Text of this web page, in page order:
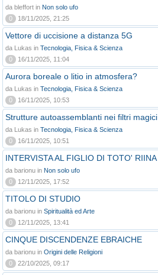
da bleffort in Non solo ufo
0
18/11/2025, 21:25
Vettore di uccisione a distanza 5G
da Lukas in Tecnologia, Fisica & Scienza
0
16/11/2025, 11:04
Aurora boreale o litio in atmosfera?
da Lukas in Tecnologia, Fisica & Scienza
0
16/11/2025, 10:53
Strutture autoassemblanti nei filtri magici
da Lukas in Tecnologia, Fisica & Scienza
0
16/11/2025, 10:51
INTERVISTA AL FIGLIO DI TOTO' RIINA
da barionu in Non solo ufo
0
12/11/2025, 17:52
TITOLO DI STUDIO
da barionu in Spiritualità ed Arte
0
12/11/2025, 13:41
CINQUE DISCENDENZE EBRAICHE
da barionu in Origini delle Religioni
0
22/10/2025, 09:17